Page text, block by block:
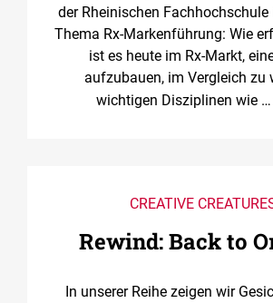
der Rheinischen
Thema Rx-Markenführung: Wie
ist es heute im Rx-Markt,
aufzubauen, im Vergleich zu
wichtigen Disziplinen wie …
CREATIVE
Rewind: Back to
In unserer Reihe zeigen wir